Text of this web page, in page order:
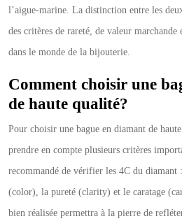
l’aigue-marine. La distinction entre les
des critères de rareté, de valeur
dans le monde de la bijouterie.
Comment choisir une
de haute qualité?
Pour choisir une bague en diamant de
prendre en compte plusieurs critères
recommandé de vérifier les 4C du
(color), la pureté (clarity) et le caratage
bien réalisée permettra à la pierre de